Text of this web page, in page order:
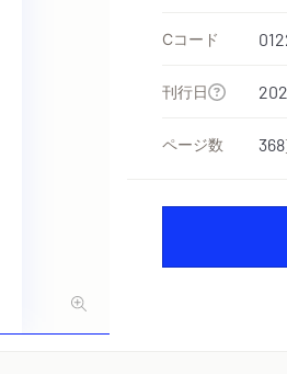
Cコード
刊行日
ページ数 368